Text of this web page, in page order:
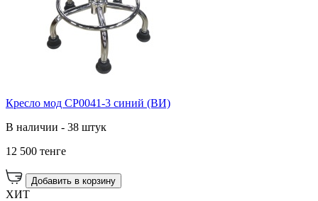
Кресло мод CP0041-3 синий (ВИ)
В наличии - 38 штук
12 500 тенге
Добавить в корзину
ХИТ